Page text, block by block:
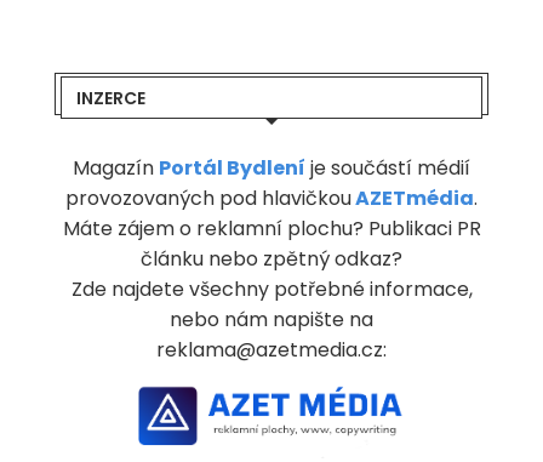
INZERCE
Magazín Portál Bydlení je součástí médií
provozovaných pod hlavičkouAZETmédia.
Máte zájem o reklamní plochu? Publikaci PR
článku nebo zpětný odkaz?
Zde najdete všechny potřebné informace,
nebo nám napište na
reklama@azetmedia.cz: